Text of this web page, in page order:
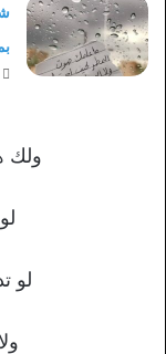
ولك
لو